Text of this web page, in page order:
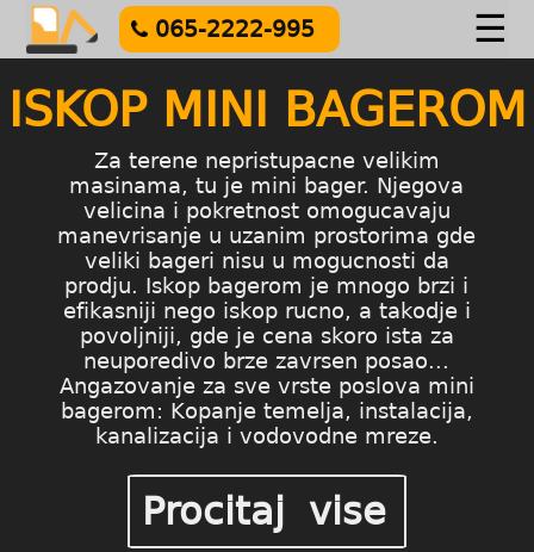
☰
065-2222-995
ISKOP MINI BAGEROM
Za terene nepristupacne velikim
masinama, tu je mini bager. Njegova
velicina i pokretnost omogucavaju
manevrisanje u uzanim prostorima gde
veliki bageri nisu u mogucnosti da
prodju. Iskop bagerom je mnogo brzi i
efikasniji nego iskop rucno, a takodje i
povoljniji, gde je cena skoro ista za
neuporedivo brze zavrsen posao...
Angazovanje za sve vrste poslova mini
bagerom: Kopanje temelja, instalacija,
kanalizacija i vodovodne mreze.
Procitaj vise